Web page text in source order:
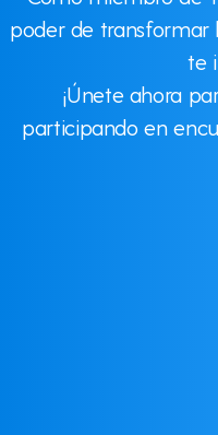
poder de transformar
te
¡Únete ahora
participando en